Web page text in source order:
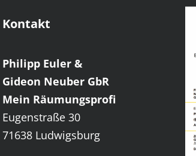
Kontakt
Philipp Euler &
Gideon Neuber GbR
Mein Räumungsprofi
Eugenstraße 30
71638 Ludwigsburg